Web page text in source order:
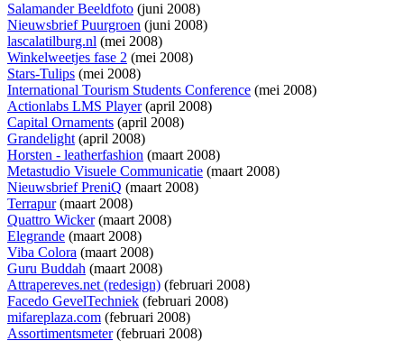
Salamander Beeldfoto (juni 2008)
Nieuwsbrief Puurgroen (juni 2008)
lascalatilburg.nl (mei 2008)
Winkelweetjes fase 2 (mei 2008)
Stars-Tulips (mei 2008)
International Tourism Students Conference (mei 2008)
Actionlabs LMS Player(april 2008)
Capital Ornaments (april 2008)
Grandelight(april 2008)
Horsten - leatherfashion (maart 2008)
Metastudio Visuele Communicatie (maart 2008)
Nieuwsbrief PreniQ (maart 2008)
Terrapur(maart 2008)
Quattro Wicker(maart 2008)
Elegrande (maart 2008)
Viba Colora (maart 2008)
Guru Buddah (maart 2008)
Attrapereves.net (redesign) (februari 2008)
Facedo GevelTechniek (februari 2008)
mifareplaza.com (februari 2008)
Assortimentsmeter(februari 2008)